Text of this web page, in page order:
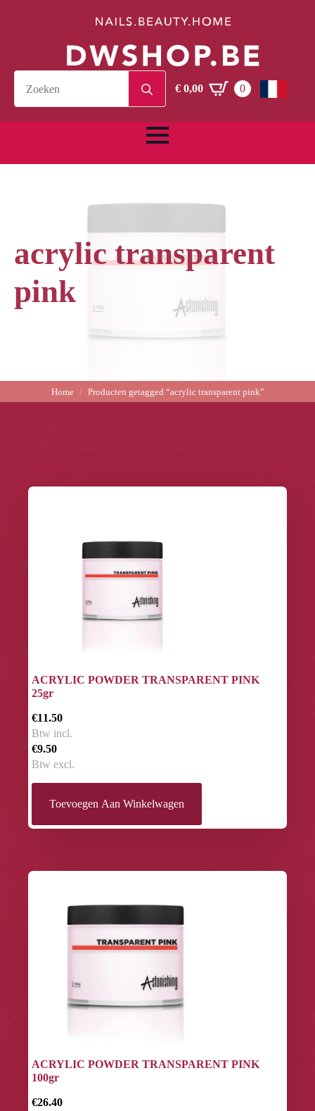
for:€0,00 0
acrylic transparent
pink
Home Producten getagged “acrylic transparent pink”
ACRYLIC POWDER TRANSPARENT PINK
25gr
€11.50
Btw incl.
€9.50
Btw excl.
Toevoegen Aan Winkelwagen
ACRYLIC POWDER TRANSPARENT PINK
100gr
€26.40